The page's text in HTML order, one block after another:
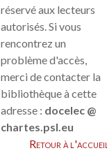
réservé aux lecteurs
autorisés. Si vous
rencontrez un
problème d'accès,
merci de contacter la
bibliothèque à cette
adresse : docelec @
chartes.psl.eu
Retour à l'accueil